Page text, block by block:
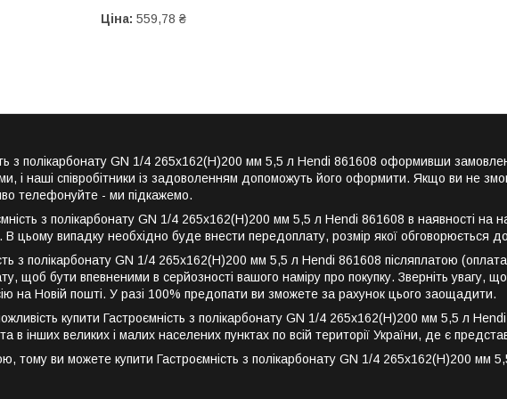
Ціна: 559,78 ₴
з полікарбонату GN 1/4 265x162(Н)200 мм 5,5 л Hendi 861608 оформивши
і наші співробітники із задоволенням допоможуть його оформити. Якщо ви не
телефонуйте - ми підкажемо.
з полікарбонату GN 1/4 265x162(Н)200 мм 5,5 л Hendi 861608 в наявності на
В цьому випадку необхідно буде внести передоплату, розмір якої обговорюється
з полікарбонату GN 1/4 265x162(Н)200 мм 5,5 л Hendi 861608 післяплатою
щоб бути впевненими в серйозності вашого наміру про покупку. Зверніть увагу,
на Новій пошті. У разі 100% предопати ви зможете за рахунок цього заощадити.
купити Гастроємність з полікарбонату GN 1/4 265x162(Н)200 мм 5,5 л Hendi
в інших великих і малих населених пунктах по всій території України, де є
ви можете купити Гастроємність з полікарбонату GN 1/4 265x162(Н)200 мм